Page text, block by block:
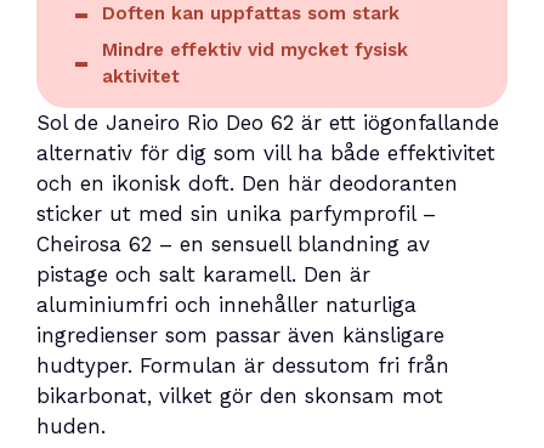
Doften kan uppfattas som stark
Mindre effektiv vid mycket fysisk
aktivitet
Sol de Janeiro Rio Deo 62 är ett iögonfallande
alternativ för dig som vill ha både effektivitet
och en ikonisk doft. Den här deodoranten
sticker ut med sin unika parfymprofil –
Cheirosa 62 – en sensuell blandning av
pistage och salt karamell. Den är
aluminiumfri och innehåller naturliga
ingredienser som passar även känsligare
hudtyper. Formulan är dessutom fri från
bikarbonat, vilket gör den skonsam mot
huden.